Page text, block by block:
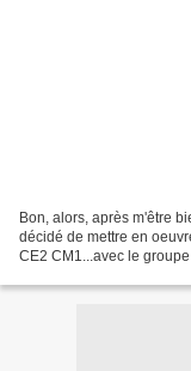
Bon, alors, après m'être
décidé de mettre en
CE2 CM1...avec le